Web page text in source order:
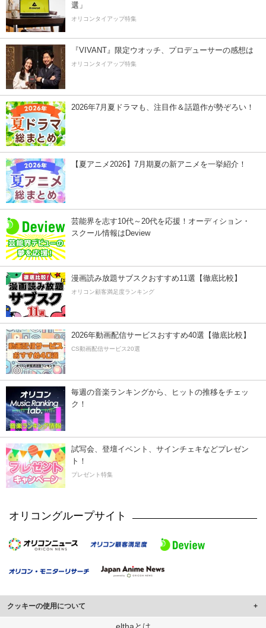
選」
オリコンタイアップ特集
『VIVANT』限定ウオッチ、プロデューサーの感想は
オリコンタイアップ特集
2026年7月夏ドラマも、注目作＆話題作が勢ぞろい！
【夏アニメ2026】7月期夏の新アニメを一挙紹介！
芸能界を志す10代～20代を応援！オーディション・
スクール情報はDeview
漫画読み放題サブスクおすすめ11選【徹底比較】
オリコン顧客満足度ランキング
2026年動画配信サービスおすすめ40選【徹底比較】
CS動画配信サービス20選
毎週の音楽ランキングから、ヒットの推移をチェッ
ク！
試写会、登壇イベント、サインチェキなどプレゼン
ト！
プレゼント特集
オリコングループサイト
クッキーの使用について
このサイトでは Cookie を使用して、ユーザーに合わせたコンテンツや広告の